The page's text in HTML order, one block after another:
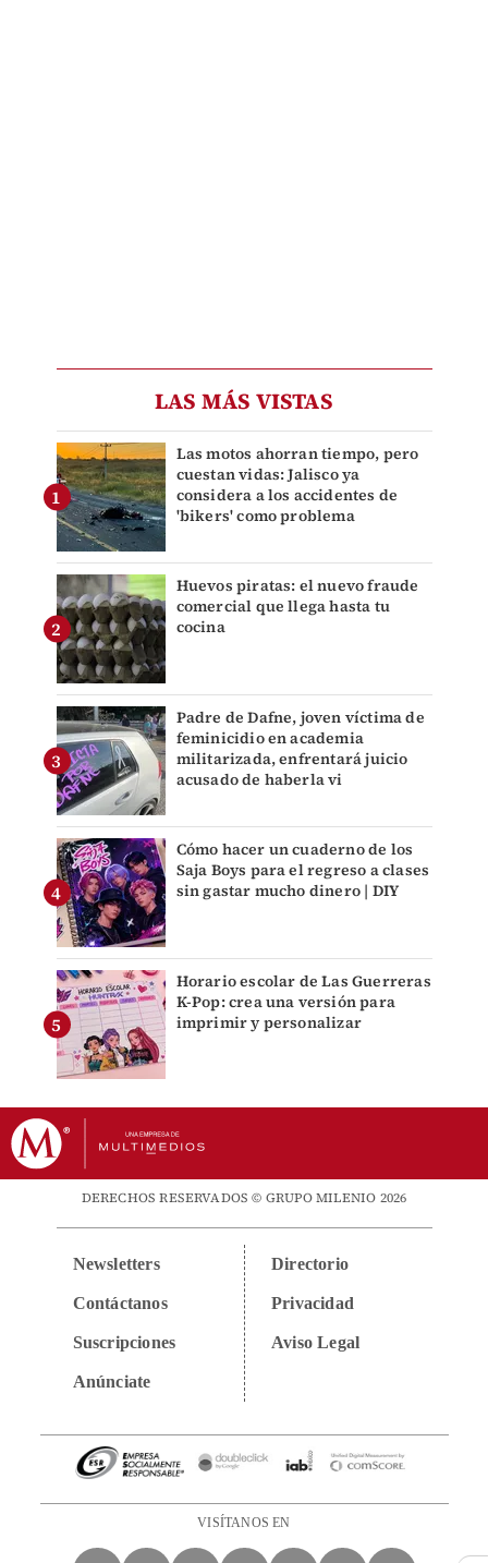
LAS MÁS VISTAS
Las motos ahorran tiempo, pero
cuestan vidas: Jalisco ya
considera a los accidentes de
'bikers' como problema
Huevos piratas: el nuevo fraude
comercial que llega hasta tu
cocina
Padre de Dafne, joven víctima de
feminicidio en academia
militarizada, enfrentará juicio
acusado de haberla vi
Cómo hacer un cuaderno de los
Saja Boys para el regreso a clases
sin gastar mucho dinero | DIY
Horario escolar de Las Guerreras
K-Pop: crea una versión para
imprimir y personalizar
DERECHOS RESERVADOS © GRUPO MILENIO 2026
Newsletters
Contáctanos
Suscripciones
Anúnciate
Directorio
Privacidad
Aviso Legal
VISÍTANOS EN